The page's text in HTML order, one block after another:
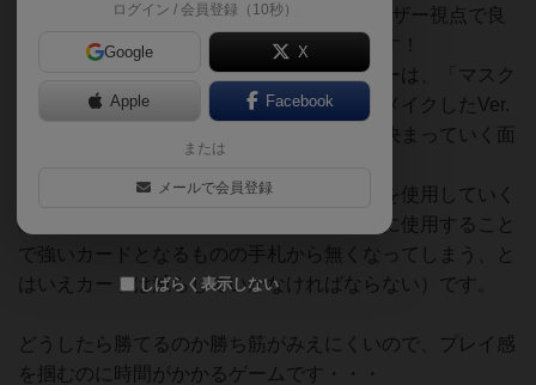
ボードゲームを1,000個以上持っているユーザー視点で良
かった点と悪かった点の両面から紹介します！
"ディズニーヴィランズ" アンノウンオーダーは、「マスク
メン」のディズニーヴィランズを使用しリメイクしたVer.
で、ゲームの進行とともにカードの強弱が決まっていく面
限られた手札のなかで、どの順番でカードを使用していく
のかが悩ましい（カードの強弱を決めるのに使用すること
で強いカードとなるものの手札から無くなってしまう、と
はいえカードは減らしていかなければならない）です。
どうしたら勝てるのか勝ち筋がみえにくいので、プレイ感
を掴むのに時間がかかるゲームです・・・
ログイン / 会員登録（10秒）
Google X
Apple Facebook
または
メールで会員登録
しばらく表示しない